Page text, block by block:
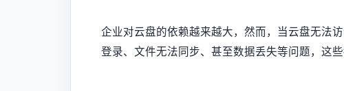
企业对云盘的依赖越来越大，然而，当云盘无法
登录、文件无法同步、甚至数据丢失等问题，这